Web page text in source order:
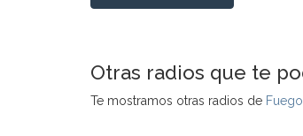
Otras radios que te
Te mostramos otras radios de